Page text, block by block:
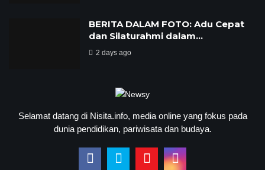
BERITA DALAM FOTO: Adu Cepat
dan Silaturahmi dalam…
2 days ago
Selamat datang di Nisita.info, media online yang fokus pada
dunia pendidikan, pariwisata dan budaya.